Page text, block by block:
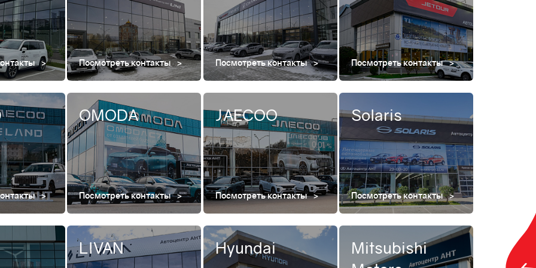
Посмотреть контакты Посмотреть контакты Посмотреть контакты
OMODA
Посмотреть контакты
JAECOO
Посмотреть контакты
Solaris
Посмотреть контакты
LIVAN Hyundai
Mitsubishi